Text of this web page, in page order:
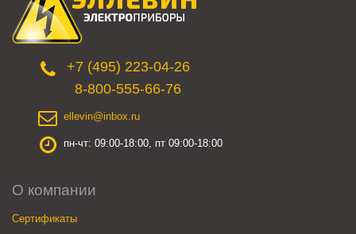
+7 (495) 223-04-26
8-800-555-66-76
ellevin@inbox.ru
пн-чт: 09:00-18:00, пт 09:00-18:00
О компании
Сертификаты